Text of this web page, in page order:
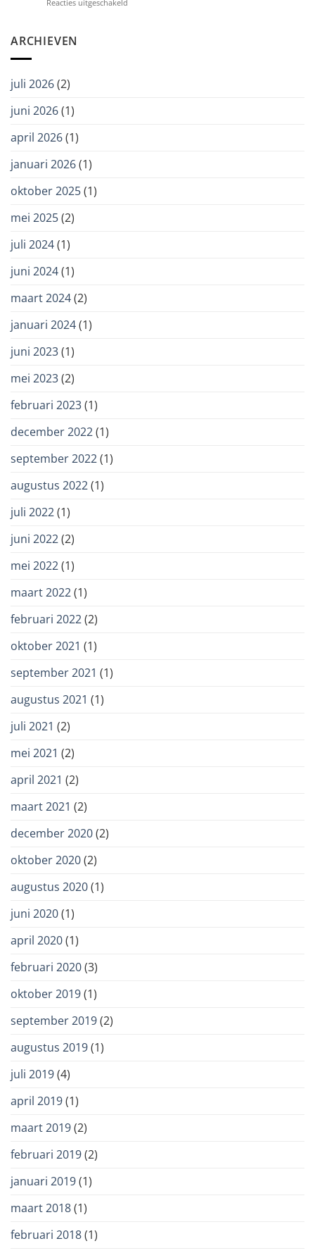
Reacties uitgeschakeld
ARCHIEVEN
juli 2026(2)
juni 2026(1)
april 2026(1)
januari 2026(1)
oktober 2025(1)
mei 2025(2)
juli 2024(1)
juni 2024(1)
maart 2024(2)
januari 2024(1)
juni 2023(1)
mei 2023(2)
februari 2023(1)
december 2022(1)
september 2022(1)
augustus 2022(1)
juli 2022(1)
juni 2022(2)
mei 2022(1)
maart 2022(1)
februari 2022(2)
oktober 2021 (1)
september 2021 (1)
augustus 2021 (1)
juli 2021 (2)
mei 2021 (2)
april 2021 (2)
maart 2021 (2)
december 2020(2)
oktober 2020(2)
augustus 2020(1)
juni 2020(1)
april 2020(1)
februari 2020(3)
oktober 2019(1)
september 2019(2)
augustus 2019(1)
juli 2019(4)
april 2019(1)
maart 2019(2)
februari 2019(2)
januari 2019(1)
maart 2018(1)
februari 2018(1)